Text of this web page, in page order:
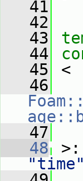
   41
   42
   43
   44
   45
<
   46
   47
   48